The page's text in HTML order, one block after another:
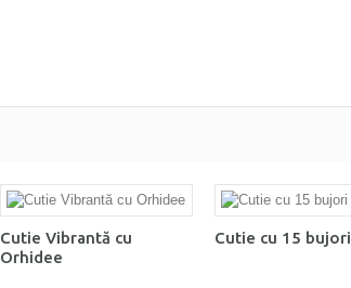
Cutie Vibrantă cu
Orhidee
Cutie cu 15 bujori